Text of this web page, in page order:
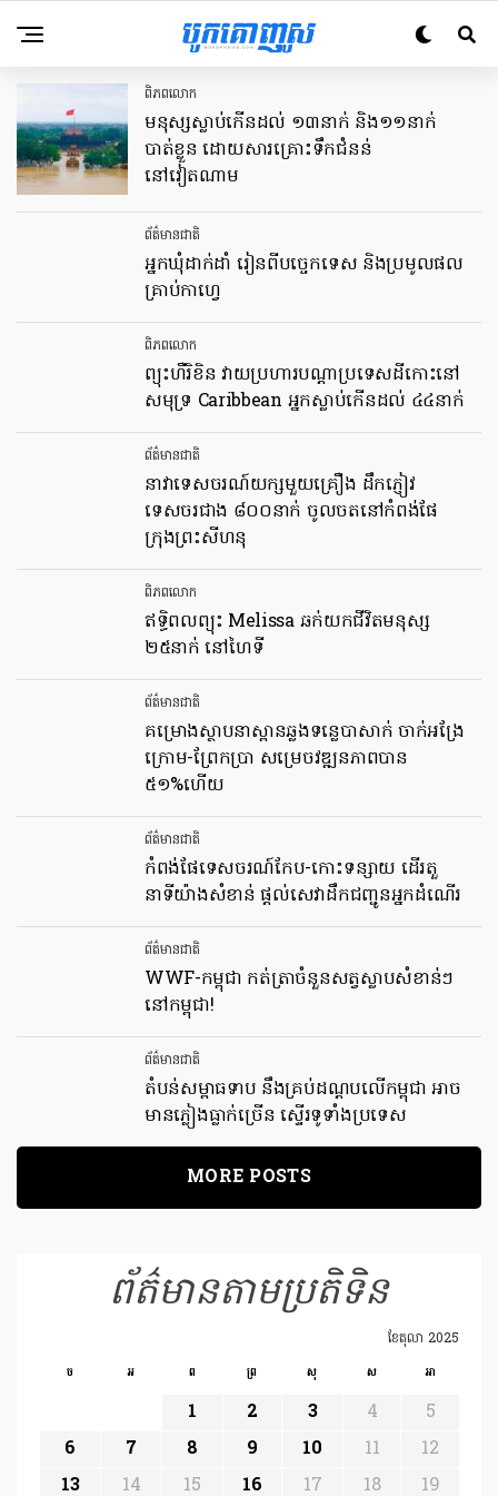
ពិភពលោក
មនុស្សស្លាប់កើនដល់ ១៣នាក់ និង១១នាក់
បាត់ខ្លួន ដោយសារគ្រោះទឹកជំនន់
នៅវៀតណាម
ព័ត៌មានជាតិ
អ្នកឃុំដាក់ដាំ រៀនពីបច្ចេកទេស និងប្រមូលផល
គ្រាប់កាហ្វេ
ពិភពលោក
ព្យុះហឺរិខិន វាយប្រហារបណ្តាប្រទេសដីកោះនៅ
សមុទ្រ Caribbean អ្នកស្លាប់កើនដល់ ៤៤នាក់
ព័ត៌មានជាតិ
នាវាទេសចរណ៍យក្សមួយគ្រឿង ដឹកភ្ញៀវ
ទេសចរជាង ៨០០នាក់ ចូលចតនៅកំពង់ផែ
ក្រុងព្រះសីហនុ
ពិភពលោក
ឥទ្ធិពលព្យុះ Melissa ឆក់យកជីវិតមនុស្ស
២៥នាក់ នៅហៃទី
ព័ត៌មានជាតិ
គម្រោងស្ថាបនាស្ពានឆ្លងទន្លេបាសាក់ ចាក់អង្រែ
ក្រោម-ព្រែកប្រា សម្រេចវឌ្ឍនភាពបាន
៥១%ហើយ
ព័ត៌មានជាតិ
កំពង់ផែទេសចរណ៍កែប-កោះទន្សាយ ដើរតួ
នាទីយ៉ាងសំខាន់ ផ្តល់សេវាដឹកជញ្ជូនអ្នកដំណើរ
ព័ត៌មានជាតិ
WWF-កម្ពុជា កត់ត្រាចំនួនសត្វស្លាបសំខាន់ៗ
នៅកម្ពុជា!
ព័ត៌មានជាតិ
តំបន់សម្ពាធទាប នឹងគ្រប់ដណ្តបលើកម្ពុជា អាច
មានភ្លៀងធ្លាក់ច្រើន ស្ទើរទូទាំងប្រទេស
MORE POSTS
ព័ត៌មានតាមប្រតិទិន
ខែ​តុលា 2025
ច អ ព ព្រ សុ ស អា
1 2 3 4
5
6
7 8 9 10 11
12
13
14 15 16 17 18 19